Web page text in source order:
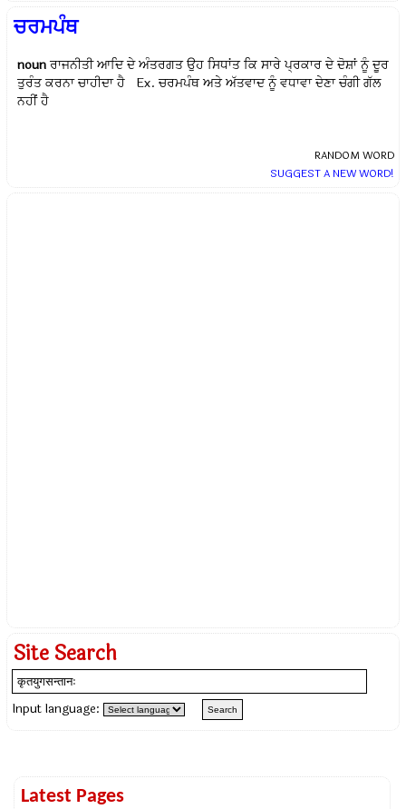
ਚਰਮਪੰਥ
noun ਰਾਜਨੀਤੀ ਆਦਿ ਦੇ ਅੰਤਰਗਤ ਉਹ ਸਿਧਾਂਤ ਕਿ ਸਾਰੇ ਪ੍ਰਕਾਰ ਦੇ ਦੋਸ਼ਾਂ ਨੂੰ ਦੂਰ
ਤੁਰੰਤ ਕਰਨਾ ਚਾਹੀਦਾ ਹੈ Ex.ਚਰਮਪੰਥ ਅਤੇ ਅੱਤਵਾਦ ਨੂੰ ਵਧਾਵਾ ਦੇਣਾ ਚੰਗੀ ਗੱਲ
ਨਹੀਂ ਹੈ
RANDOM WORD
SUGGEST A NEW WORD!
Site Search
Input language:
Latest Pages